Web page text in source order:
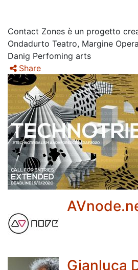
Contact Zones è un progetto
Ondadurto Teatro, Margine
Danig Perfoming arts
Share
Gianluca